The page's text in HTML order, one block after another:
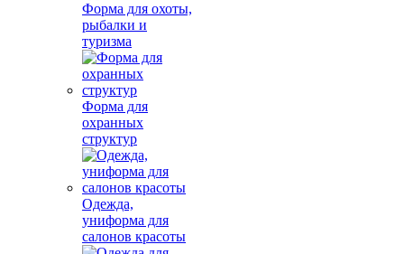
Форма для охоты,
рыбалки и
туризма
Форма для
охранных
структур
Одежда,
униформа для
салонов красоты